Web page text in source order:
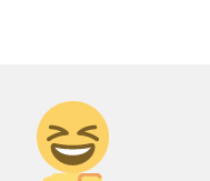
Дикий
смех!